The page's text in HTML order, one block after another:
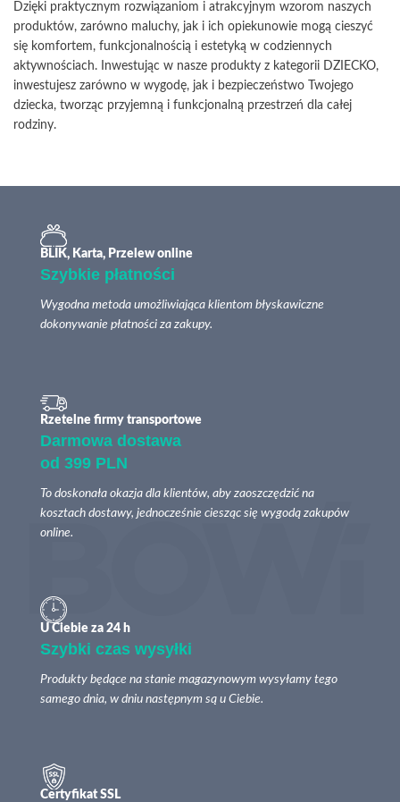
Dzięki praktycznym rozwiązaniom i atrakcyjnym wzorom naszych
produktów, zarówno maluchy, jak i ich opiekunowie mogą cieszyć
się komfortem, funkcjonalnością i estetyką w codziennych
aktywnościach. Inwestując w nasze produkty z kategorii DZIECKO,
inwestujesz zarówno w wygodę, jak i bezpieczeństwo Twojego
dziecka, tworząc przyjemną i funkcjonalną przestrzeń dla całej
rodziny.
BLIK, Karta, Przelew online
Szybkie płatności
Wygodna metoda umożliwiająca klientom błyskawiczne
dokonywanie płatności za zakupy.
Rzetelne firmy transportowe
Darmowa dostawa
od 399 PLN
To doskonała okazja dla klientów, aby zaoszczędzić na
kosztach dostawy, jednocześnie ciesząc się wygodą zakupów
online.
U Ciebie za 24 h
Szybki czas wysyłki
Produkty będące na stanie magazynowym wysyłamy tego
samego dnia, w dniu następnym są u Ciebie.
Certyfikat SSL